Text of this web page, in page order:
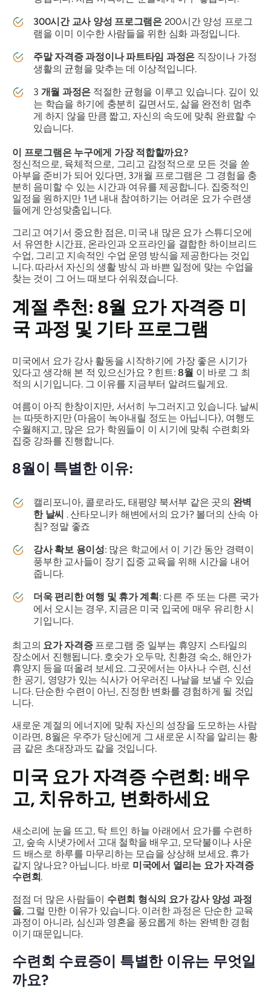
300시간 교사 양성 프로그램은200시간 양성 프로그
램을 이미 이수한 사람들을 위한 심화 과정입니다.
주말 자격증 과정이나 파트타임 과정은 직장이나 가정
생활의 균형을 맞추는 데 이상적입니다.
3 개월 과정은 적절한 균형을 이루고 있습니다. 깊이 있
는 학습을 하기에 충분히 길면서도, 삶을 완전히 멈추
게 하지 않을 만큼 짧고, 자신의 속도에 맞춰 완료할 수
있습니다.
이 프로그램은 누구에게 가장 적합할까요?
정신적으로, 육체적으로, 그리고 감정적으로 모든 것을 쏟
아부을 준비가 되어 있다면, 3개월 프로그램은 그 경험을 충
분히 음미할 수 있는 시간과 여유를 제공합니다. 집중적인
일정을 원하지만 1년 내내 참여하기는 어려운 요가 수련생
들에게 안성맞춤입니다.
그리고 여기서 중요한 점은, 미국 내 많은 요가 스튜디오에
서 유연한 시간표, 온라인과 오프라인을 결합한 하이브리드
수업, 그리고 지속적인 수업 운영 방식을 제공한다는 것입
니다. 따라서 자신의 생활 방식 과바쁜 일정에 맞는 수업을
찾는 것이 그 어느 때보다 쉬워졌습니다.
계절 추천: 8월 요가 자격증 미
국 과정 및 기타 프로그램
미국에서 요가 강사 활동을 시작하기에 가장 좋은 시기가
있다고 생각해 본 적 있으신가요 ? 힌트:8월 이 바로 그 최
적의 시기입니다. 그 이유를 지금부터 알려드릴게요.
여름이 아직 한창이지만, 서서히 누그러지고 있습니다. 날씨
는 따뜻하지만 (마음이 녹아내릴 정도는 아닙니다), 여행도
수월해지고, 많은 요가 학원들이 이 시기에 맞춰 수련회와
집중 강좌를 진행합니다.
8월이 특별한 이유:
캘리포니아, 콜로라도, 태평양 북서부 같은 곳의 완벽
한 날씨 . 산타모니카 해변에서의 요가? 볼더의 산속 아
침? 정말 좋죠
강사 확보 용이성: 많은 학교에서 이 기간 동안 경력이
풍부한 교사들이 장기 집중 교육을 위해 시간을 내어
줍니다.
더욱 편리한 여행 및 휴가 계획: 다른 주 또는 다른 국가
에서 오시는 경우, 지금은 미국 입국에 매우 유리한 시
기입니다.
최고의 요가 자격증프로그램 중 일부는 휴양지 스타일의
장소에서 진행됩니다. 호숫가 오두막, 친환경 숙소, 해안가
휴양지 등을 떠올려 보세요. 그곳에서는 아사나 수련, 신선
한 공기, 영양가 있는 식사가 어우러진 나날을 보낼 수 있습
니다. 단순한 수련이 아닌, 진정한 변화를 경험하게 될 것입
니다.
새로운 계절의 에너지에 맞춰 자신의 성장을 도모하는 사람
이라면, 8월은 우주가 당신에게 그 새로운 시작을 알리는 황
금 같은 초대장과도 같을 것입니다.
미국 요가 자격증 수련회: 배우
고, 치유하고, 변화하세요
새소리에 눈을 뜨고, 탁 트인 하늘 아래에서 요가를 수련하
고, 숲속 시냇가에서 고대 철학을 배우고, 모닥불이나 사운
드 배스로 하루를 마무리하는 모습을 상상해 보세요. 휴가
같지 않나요? 아닙니다. 바로 미국에서 열리는 요가 자격증
수련회.
점점 더 많은 사람들이 수련회 형식의 요가 강사 양성 과정
을, 그럴 만한 이유가 있습니다. 이러한 과정은 단순한 교육
과정이 아니라, 심신과 영혼을 풍요롭게 하는 완벽한 경험
이기 때문입니다.
수련회 수료증이 특별한 이유는 무엇일
까요?